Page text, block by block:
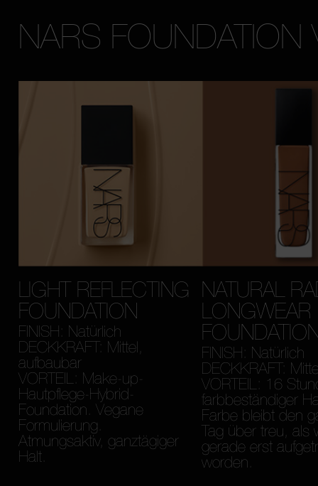
NARS FOUNDATION
LIGHT REFLECTING
FOUNDATION
FINISH: Natürlich
DECKKRAFT: Mittel,
aufbaubar
VORTEIL: Make-up-
Hautpflege-Hybrid-
Foundation. Vegane
Formulierung.
Atmungsaktiv, ganztägiger
Halt.
NATURAL
LONGWEAR
FINISH: Natürlich
DECKKRAFT:
VORTEIL: 16
farbbeständiger
Farbe bleibt den
Tag über treu, als
gerade erst
worden.